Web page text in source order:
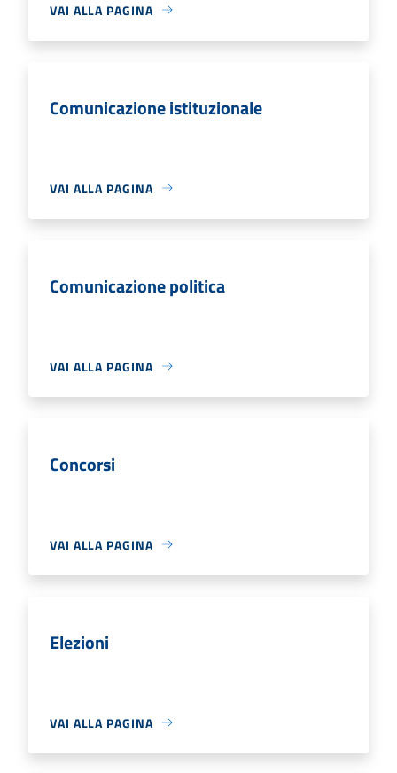
VAI ALLA PAGINA
Comunicazione istituzionale
VAI ALLA PAGINA
Comunicazione politica
VAI ALLA PAGINA
Concorsi
VAI ALLA PAGINA
Elezioni
VAI ALLA PAGINA